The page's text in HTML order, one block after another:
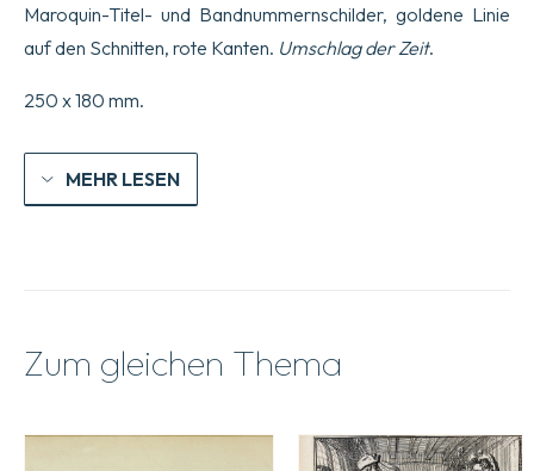
des
Etres
sensibles.
Maroquin-Titel- und Bandnummernschilder, goldene Linie
auf den Schnitten, rote Kanten. Umschlag der Zeit.
250 x 180 mm.
MEHR LESEN
Zum gleichen Thema